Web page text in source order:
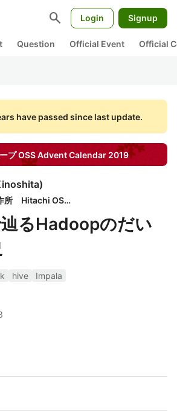
search Login Signup
Question Official Event Official
have passed since last update.
プ OSSAdvent Calendar 2019
)
株式会社 日立製作所 Hitachi OSPO
るHadoopのだい
hive
Impala